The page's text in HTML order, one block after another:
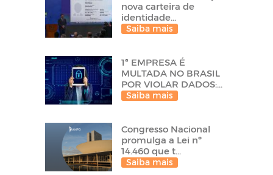
nova carteira de
identidade...
Saiba mais
1ª EMPRESA É
MULTADA NO BRASIL
POR VIOLAR DADOS:...
Saiba mais
Congresso Nacional
promulga a Lei nº
14.460 que t...
Saiba mais